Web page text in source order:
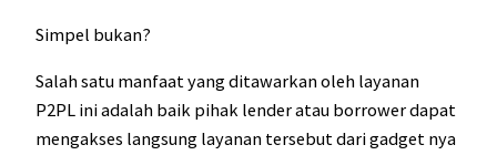
Simpel bukan?
Salah satu manfaat yang ditawarkan oleh layanan
P2PL ini adalah baik pihak lender atau borrower dapat
mengakses langsung layanan tersebut dari gadget nya